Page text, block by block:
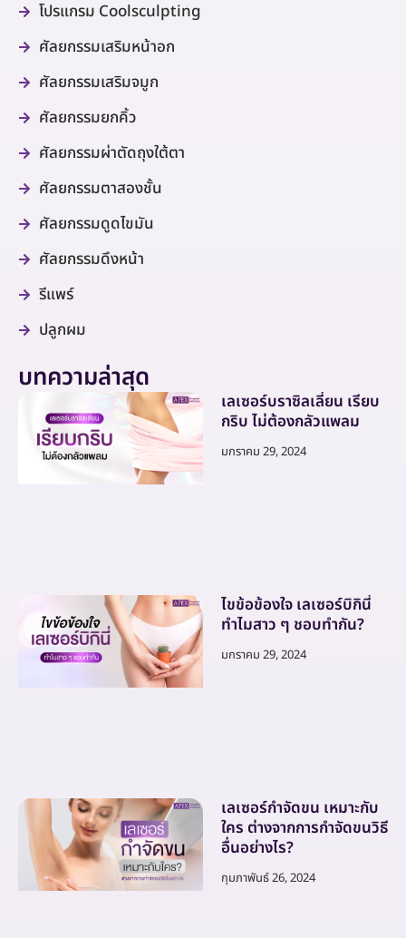
โปรแกรม Coolsculpting
ศัลยกรรมเสริมหน้าอก
ศัลยกรรมเสริมจมูก
ศัลยกรรมยกคิ้ว
ศัลยกรรมผ่าตัดถุงใต้ตา
ศัลยกรรมตาสองชั้น
ศัลยกรรมดูดไขมัน
ศัลยกรรมดึงหน้า
รีแพร์
ปลูกผม
บทความล่าสุด
เลเซอร์บราซิลเลี่ยน เรียบ
กริบ ไม่ต้องกลัวแพลม
มกราคม 29, 2024
ไขข้อข้องใจ เลเซอร์บิกินี่
ทำไมสาว ๆ ชอบทำกัน?
มกราคม 29, 2024
เลเซอร์กำจัดขน เหมาะกับ
ใคร ต่างจากการกำจัดขนวิธี
อื่นอย่างไร?
กุมภาพันธ์ 26, 2024